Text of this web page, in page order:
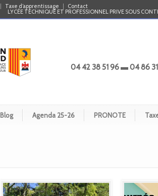
Taxe d’apprentissage Contact
LYCÉE TECHNIQUE ET PROFESSIONNEL PRIVE SOUS
04 42 38 51 96 ▬ 04 86
Blog Agenda 25-26 PRONOTE